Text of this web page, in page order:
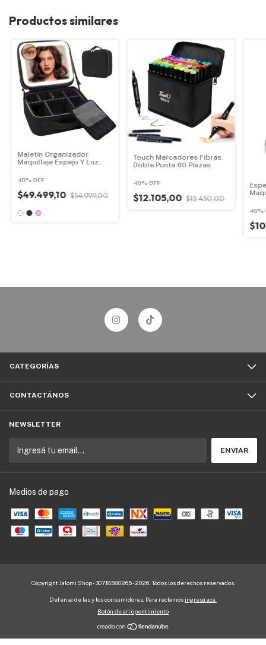
Productos similares
Maletín Organizador
Maquillaje Espejo Y Luz
-10% OFF
$49.499,10 $54.999,00
Touch Marcadores Fibras
Doble Punta 60 Piezas
-10% OFF
$12.105,00 $13.450,00
-10%
CATEGORÍAS
CONTACTÁNOS
NEWSLETTER
Medios de pago
Copyright Jalomi Shop - 30718580265 - 2026. Todos los derechos reservados.
Defensa de las y los consumidores. Para reclamos ingresá acá.
Botón de arrepentimiento